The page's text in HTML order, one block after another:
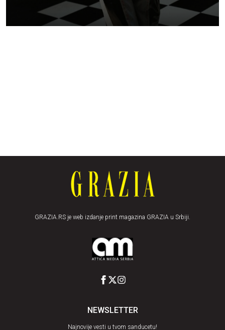
GRAZIA.RS je web izdanje print magazina GRAZIA u Srbiji.
NEWSLETTER
Najnovije vesti u tvom sanducetu!